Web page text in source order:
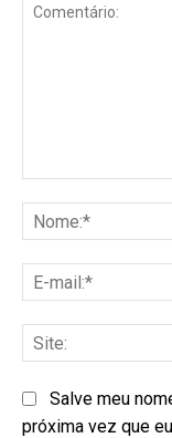
Salve meu
próxima vez que